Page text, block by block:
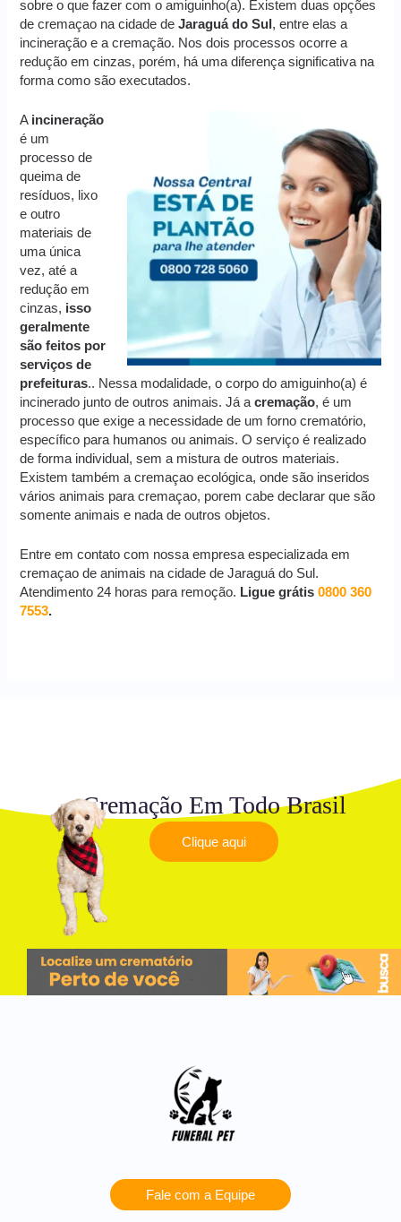
sobre o que fazer com o amiguinho(a). Existem duas opções
de cremaçao na cidade deJaraguá do Sul , entre elas a
incineração e a cremação. Nos dois processos ocorre a
redução em cinzas, porém, há uma diferença significativa na
forma como são executados.
A incineração
é um
processo de
queima de
resíduos, lixo
e outro
materiais de
uma única
vez, até a
redução em
cinzas, isso
geralmente
são feitos por
serviços de
prefeituras.. Nessa modalidade, o corpo do amiguinho(a) é
incinerado junto de outros animais. Já acremação, é um
processo que exige a necessidade de um forno crematório,
específico para humanos ou animais. O serviço é realizado
de forma individual, sem a mistura de outros materiais.
Existem também a cremaçao ecológica, onde são inseridos
vários animais para cremaçao, porem cabe declarar que são
somente animais e nada de outros objetos.
Entre em contato com nossa empresa especializada em
cremaçao de animais na cidade de Jaraguá do Sul.
Atendimento 24 horas para remoção. Ligue grátis0800 360
7553.
Cremação Em Todo Brasil
Clique aqui
Fale com a Equipe